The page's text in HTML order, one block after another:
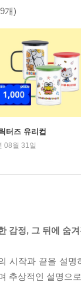
개)
터즈 유리컵
08월 31일
감정, 그 뒤에 숨
시작과 끝을 설
추상적인 설명으